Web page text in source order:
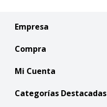
Empresa
Compra
Mi Cuenta
Categorías Destacadas